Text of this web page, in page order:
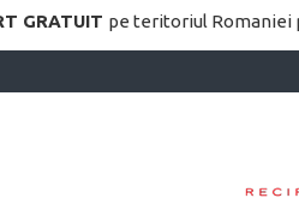
GRATUIT pe teritoriul Romaniei